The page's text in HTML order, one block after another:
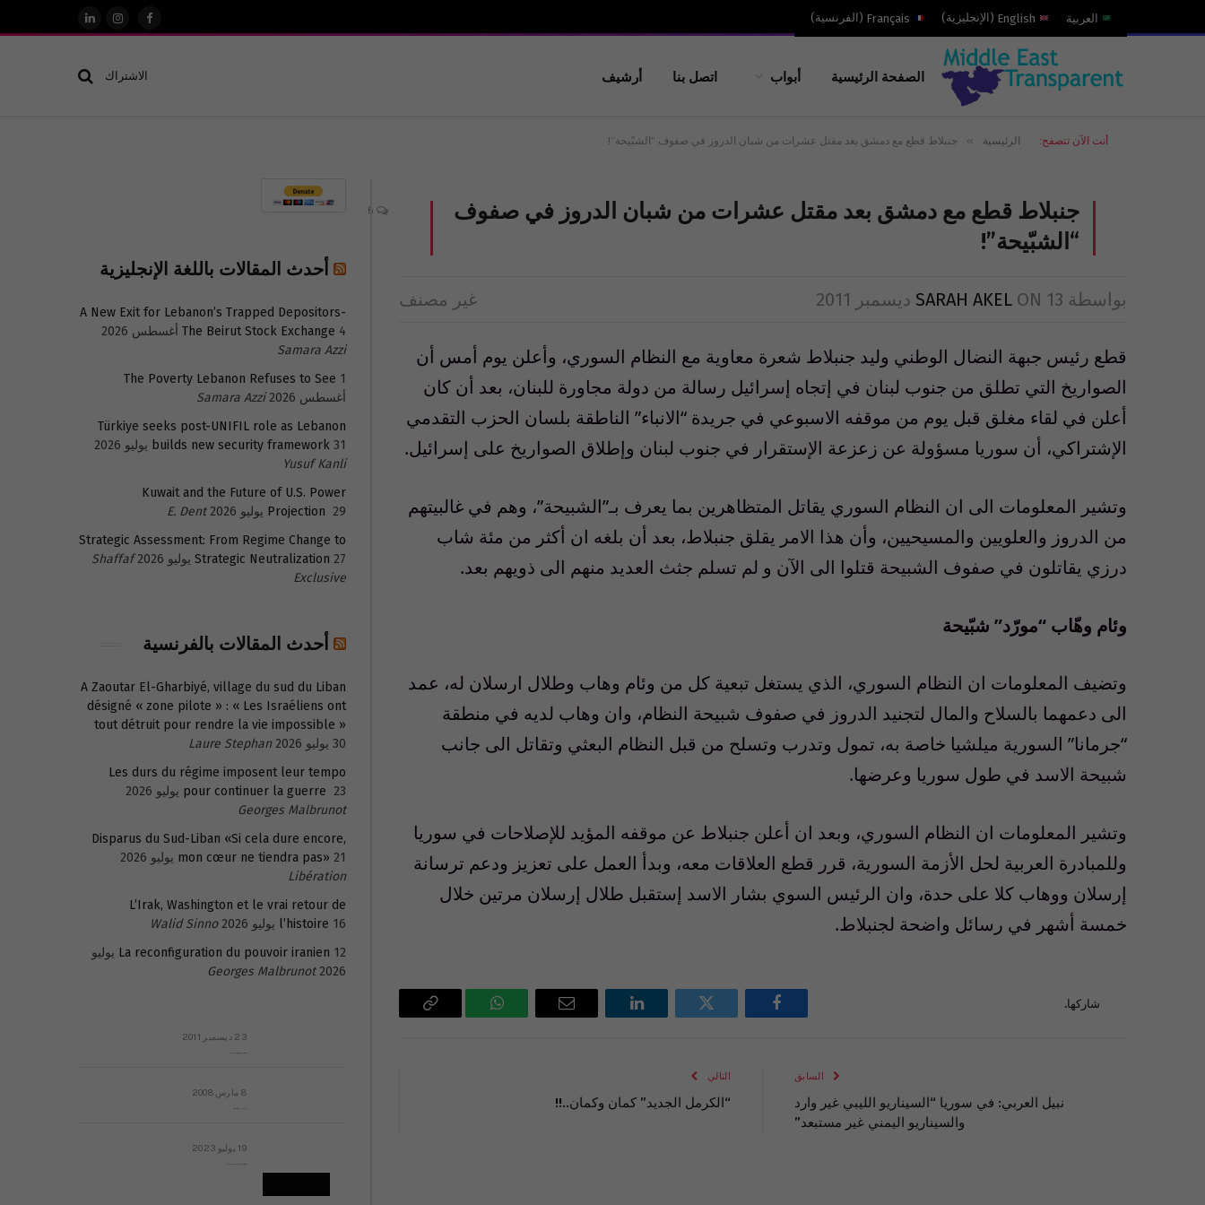
العربية English
( الإنجليزية)
Français
( الفرنسية)
فيسبوكالانستغرام
لينكدإن
الصفحة الرئيسية أبواب اتصل بنا أرشيف الاشتراك
أنت الآن تتصفح: الرئيسية » جنبلاط قطع مع دمشق بعد مقتل عشرات من شبان الدروز في صفوف “الشبّيحة”!
جنبلاط قطع مع دمشق بعد مقتل عشرات من شبان الدروز في صفوف
“الشبّيحة”!
بواسطة SARAH AKEL ON 13 ديسمبر 2011 غير مصنف
قطع رئيس جبهة النضال الوطني وليد جنبلاط شعرة معاوية مع النظام السوري، وأعلن يوم أمس أن
الصواريخ التي تطلق من جنوب لبنان في إتجاه إسرائيل رسالة من دولة مجاورة للبنان، بعد أن كان
أعلن في لقاء مغلق قبل يوم من موقفه الاسبوعي في جريدة “الانباء” الناطقة بلسان الحزب التقدمي
الإشتراكي، أن سوريا مسؤولة عن زعزعة الإستقرار في جنوب لبنان وإطلاق الصواريخ على إسرائيل.
وتشير المعلومات الى ان النظام السوري يقاتل المتظاهرين بما يعرف بـ”الشبيحة”، وهم في غالبيتهم
من الدروز والعلويين والمسيحيين، وأن هذا الامر يقلق جنبلاط، بعد أن بلغه ان أكثر من مئة شاب
درزي يقاتلون في صفوف الشبيحة قتلوا الى الآن و لم تسلم جثث العديد منهم الى ذويهم بعد.
وئام وهّاب “مورّد” شبّيحة
وتضيف المعلومات ان النظام السوري، الذي يستغل تبعية كل من وئام وهاب وطلال ارسلان له، عمد
الى دعمهما بالسلاح والمال لتجنيد الدروز في صفوف شبيحة النظام، وان وهاب لديه في منطقة
“جرمانا” السورية ميلشيا خاصة به، تمول وتدرب وتسلح من قبل النظام البعثي وتقاتل الى جانب
شبيحة الاسد في طول سوريا وعرضها.
وتشير المعلومات ان النظام السوري، وبعد ان أعلن جنبلاط عن موقفه المؤيد للإصلاحات في سوريا
وللمبادرة العربية لحل الأزمة السورية، قرر قطع العلاقات معه، وبدأ العمل على تعزيز ودعم ترسانة
إرسلان ووهاب كلا على حدة، وان الرئيس السوي بشار الاسد إستقبل طلال إرسلان مرتين خلال
خمسة أشهر في رسائل واضحة لجنبلاط.
شاركها.
فيسبوك تويتر لينكدإن
البريد
واتساب
Copy
السابق
نبيل العربي: في سوريا “السيناريو الليبي غير وارد
والسيناريو اليمني غير مستبعد”
التالي
“الكرمل الجديد” كمان وكمان..!!
أحدث المقالات باللغة الإنجليزية
A New Exit for Lebanon’s Trapped Depositors-
The Beirut Stock Exchange 4 أغسطس 2026
Samara Azzi
The Poverty Lebanon Refuses to See 1
أغسطس 2026
Samara Azzi
Türkiye seeks post-UNIFIL role as Lebanon
builds new security framework 31 يوليو 2026
Yusuf Kanli
Kuwait and the Future of U.S. Power
Projection 29 يوليو 2026
E. Dent
Strategic Assessment: From Regime Change to
Strategic Neutralization 27 يوليو 2026
Shaffaf
Exclusive
أحدث المقالات بالفرنسية
A Zaoutar El-Gharbiyé, village du sud du Liban
désigné « zone pilote » : « Les Israéliens ont
tout détruit pour rendre la vie impossible »
30 يوليو 2026
Laure Stephan
Les durs du régime imposent leur tempo
pour continuer la guerre 23 يوليو 2026
Georges Malbrunot
Disparus du Sud-Liban «Si cela dure encore,
mon cœur ne tiendra pas» 21 يوليو 2026
Libération
L’Irak, Washington et le vrai retour de
l’histoire 16 يوليو 2026
Walid Sinno
La reconfiguration du pouvoir iranien 12 يوليو
2026
Georges Malbrunot
23 ديسمبر 2011
8 مارس 2008
19 يوليو 2023